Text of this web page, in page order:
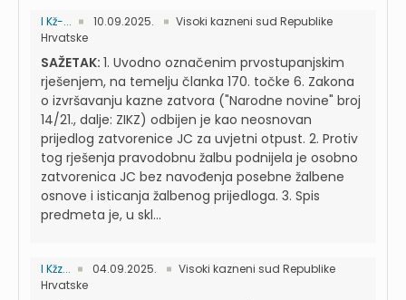
I Kž-... 10.09.2025.
Visoki kazneni sud Republike
Hrvatske
SAŽETAK: 1. Uvodno označenim prvostupanjskim
rješenjem, na temelju članka 170. točke 6. Zakona
o izvršavanju kazne zatvora ("Narodne novine" broj
14/21., dalje: ZIKZ) odbijen je kao neosnovan
prijedlog zatvorenice JC za uvjetni otpust. 2. Protiv
tog rješenja pravodobnu žalbu podnijela je osobno
zatvorenica JC bez navođenja posebne žalbene
osnove i isticanja žalbenog prijedloga. 3. Spis
predmeta je, u skl...
I Kžz... 04.09.2025.
Visoki kazneni sud Republike
Hrvatske